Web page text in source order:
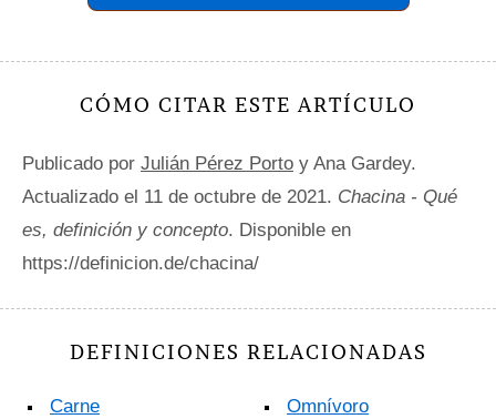
CÓMO CITAR ESTE ARTÍCULO
Publicado por Julián Pérez Porto y Ana Gardey.
Actualizado el 11 de octubre de 2021. Chacina - Qué
es, definición y concepto. Disponible en
https://definicion.de/chacina/
DEFINICIONES RELACIONADAS
Carne Omnívoro